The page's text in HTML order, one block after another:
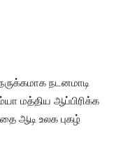
நடனமாடி
மத்திய ஆப்பிரிக்க
ஆடி உலக புகழ்